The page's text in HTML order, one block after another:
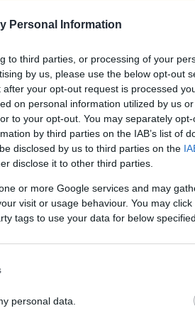
Personal Information
to third parties, or processing of your
by us, please use the below opt-out
your opt-out request is processed
on personal information utilized by us
to your opt-out. You may separately
by third parties on the IAB’s list of
disclosed by us to third parties on the
disclose it to other third parties.
or more Google services and may
visit or usage behaviour. You may
tags to use your data for below
personal data.
meghaladta a 161
a Lidl Magyarország
termékek helyét és
elnöke az
budapesti
felelős
Magyarországon,
tájfajta terem. Az
egyebek mellett
oldaláról hozzá kell
és gyártóval működjön